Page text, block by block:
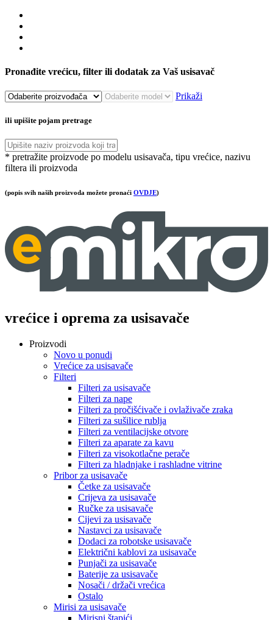
Pronađite vrećicu, filter ili dodatak za Vaš usisavač
Prikaži
ili upišite pojam pretrage
* pretražite proizvode po modelu usisavača, tipu vrećice, nazivu
filtera ili proizvoda
(popis svih naših proizvoda možete pronaći OVDJE)
vrećice i oprema za usisavače
Proizvodi
Novo u ponudi
Vrećice za usisavače
Filteri
Filteri za usisavače
Filteri za nape
Filteri za pročišćivače i ovlaživače zraka
Filteri za sušilice rublja
Filteri za ventilacijske otvore
Filteri za aparate za kavu
Filteri za visokotlačne perače
Filteri za hladnjake i rashladne vitrine
Pribor za usisavače
Četke za usisavače
Crijeva za usisavače
Ručke za usisavače
Cijevi za usisavače
Nastavci za usisavače
Dodaci za robotske usisavače
Električni kablovi za usisavače
Punjači za usisavače
Baterije za usisavače
Nosači / držači vrećica
Ostalo
Mirisi za usisavače
Mirisni štapići